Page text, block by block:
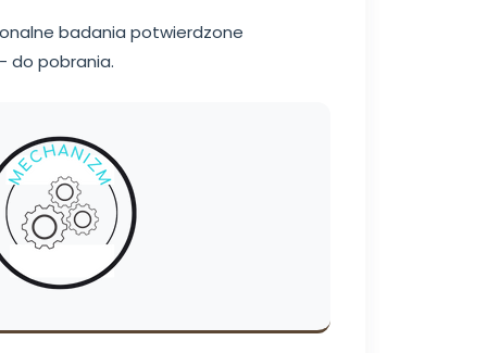
badania potwierdzone
do pobrania.